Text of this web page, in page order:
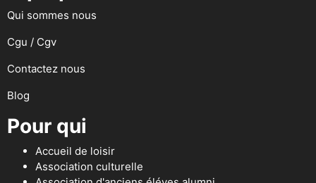
Qui sommes nous
Cgu / Cgv
Contactez nous
Blog
Pour qui
Accueil de loisir
Association culturelle